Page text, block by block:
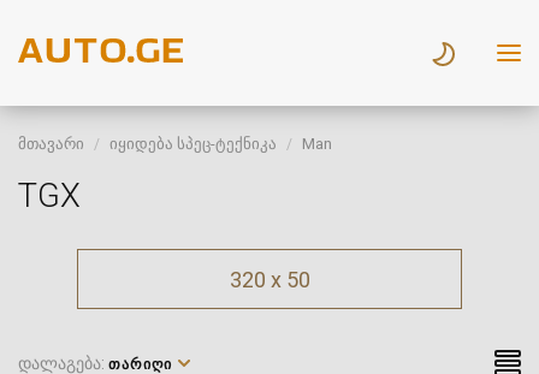
მთავარი იყიდება სპეც-ტექნიკა Man
TGX
320 x 50
დალაგება: ᲗᲐᲠᲘᲦᲘ